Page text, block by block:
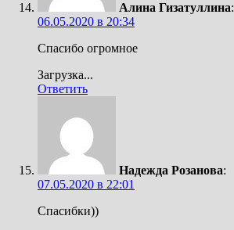
Алина Гизатуллина:
06.05.2020 в 20:34
Спасибо огромное
Загрузка...
Ответить
Надежда Розанова:
07.05.2020 в 22:01
Спасибки))